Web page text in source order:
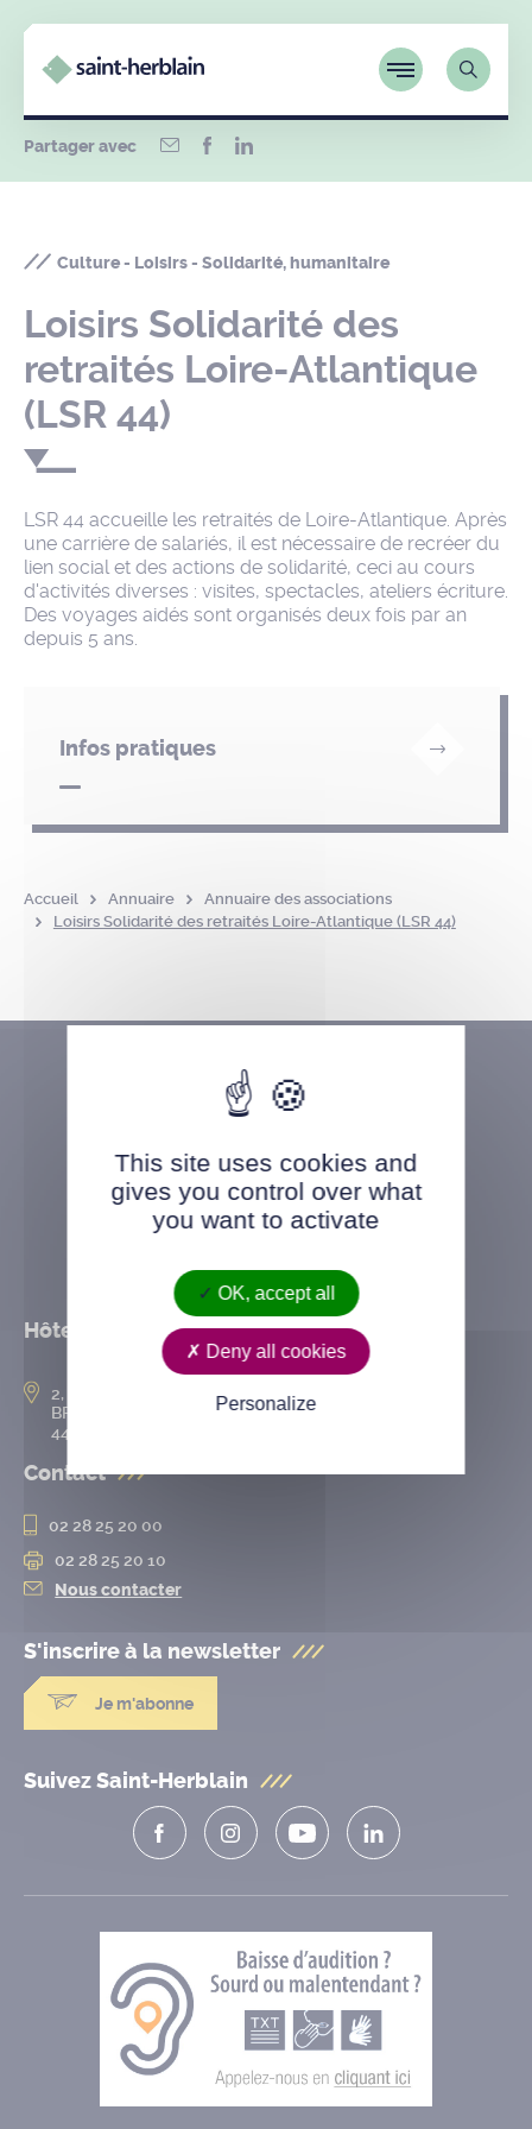
Partager avec
Culture - Loisirs - Solidarité, humanitaire
Loisirs Solidarité des
retraités Loire-Atlantique
(LSR 44)
Infos pratiques
LSR 44 accueille les retraités de Loire-Atlantique. Après
une carrière de salariés, il est nécessaire de recréer du
lien social et des actions de solidarité, ceci au cours
d'activités diverses : visites, spectacles, ateliers écriture.
Des voyages aidés sont organisés deux fois par an
depuis 5 ans.
Accueil Annuaire
Annuaire des associations
Loisirs Solidarité des retraités Loire-Atlantique (LSR 44)
Hôtel de ville
2, rue de l’Hôtel-de-Ville
BP 50167
44802 Saint-Herblain cedex
Contact
02 28 25 20 00
02 28 25 20 10
Nous contacter
S'inscrire à la newsletter
Je m'abonne
Suivez Saint-Herblain
This site uses cookies and
gives you control over what
you want to activate
OK, accept all
Deny all cookies
Personalize